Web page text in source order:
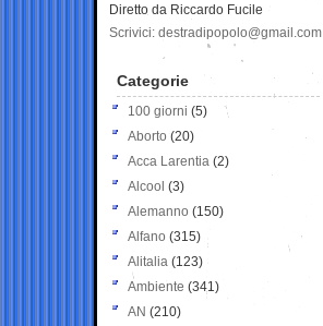
Diretto da Riccardo Fucile
Scrivici: destradipopolo@gmail.com
Categorie
100 giorni (5)
Aborto (20)
Acca Larentia (2)
Alcool (3)
Alemanno (150)
Alfano (315)
Alitalia (123)
Ambiente (341)
AN (210)